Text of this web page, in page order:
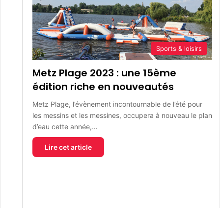
Sports & loisirs
Metz Plage 2023 : une 15ème
édition riche en nouveautés
Metz Plage, l’évènement incontournable de l’été pour
les messins et les messines, occupera à nouveau le plan
d’eau cette année,…
Lire cet article